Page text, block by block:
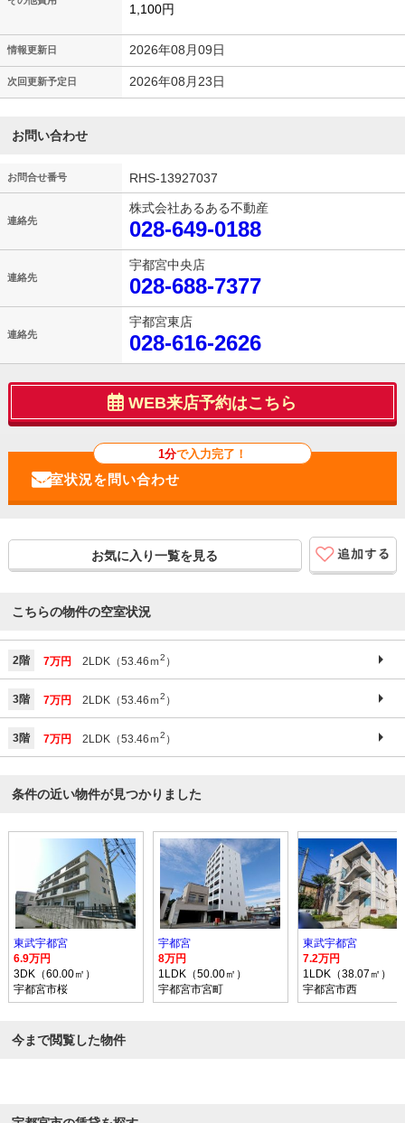
1,100円
情報更新日 2026年08月09日
次回更新予定日 2026年08月23日
お問い合わせ
お問合せ番号 RHS-13927037
連絡先
株式会社あるある不動産
028-649-0188
連絡先
宇都宮中央店
028-688-7377
連絡先
宇都宮東店
028-616-2626
WEB来店予約はこちら
1分で入力完了！
お気に入り一覧を見る
こちらの物件の空室状況
2階 7万円 2LDK（53.46ｍ2 ）
3階 7万円 2LDK（53.46ｍ2 ）
3階 7万円 2LDK（53.46ｍ2 ）
条件の近い物件が見つかりました
東武宇都宮
6.9万円
3DK（60.00㎡）
宇都宮市桜
宇都宮
8万円
1LDK（50.00㎡）
宇都宮市宮町
東武宇都宮
7.2万円
1LDK（38.07㎡）
宇都宮市西
今まで閲覧した物件